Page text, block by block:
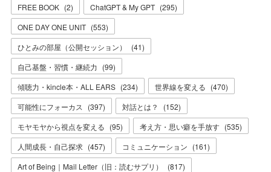
FREE BOOK (2) ChatGPT & My GPT (295)
ONE DAY ONE UNIT (553)
ひとみの部屋（公開セッション）
(41)
自己基盤・習慣・継続力 (99)
傾聴力・kincle本・ALL EARS (234) 世界線を変える (470)
可能性にフォーカス
(397) 対話とは？ (152)
モヤモヤから視点を変える (95) 考え方・思い癖を手放す (535)
人間成長・自己探求 (457) コミュニケーション (161)
Art of Being｜Mail Letter（旧：読むサプリ）
(817)